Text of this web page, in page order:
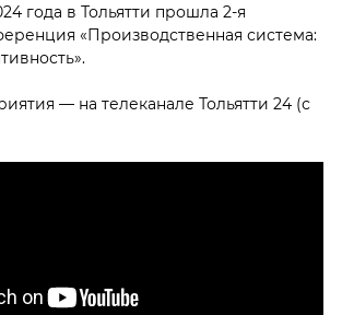
года в Тольятти прошла 2-я
«Производственная система:
— на телеканале Тольятти 24 (с